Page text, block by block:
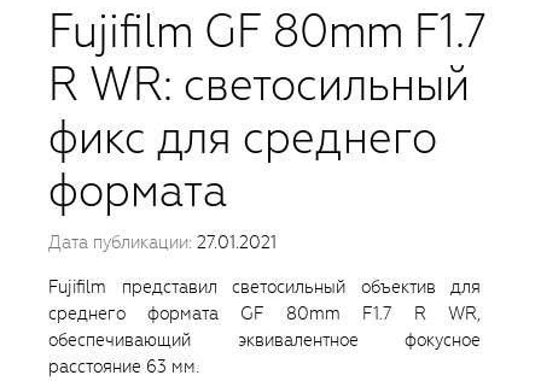
Fujifilm GF 80mm F1.7
R WR: светосильный
фикс для среднего
формата
Дата публикации: 27.01.2021
Fujifilm представил светосильный объектив для
среднего формата GF 80mm F1.7 R WR,
обеспечивающий эквивалентное фокусное
расстояние 63 мм.